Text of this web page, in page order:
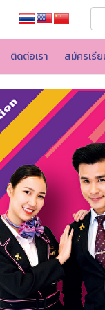
ติดต่อเรา สมัครเรี